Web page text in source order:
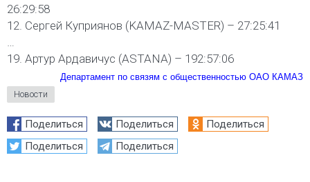
26:29:58
12. Сергей Куприянов (KAMAZ-MASTER) – 27:25:41
…
19. Артур Ардавичус (ASTANA) – 192:57:06
Департамент по связям с общественностью ОАО КАМАЗ
Новости
Поделиться Поделиться
Поделиться
Поделиться
Поделиться